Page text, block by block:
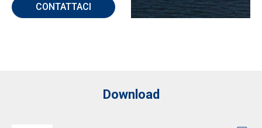
CONTATTACI
Download